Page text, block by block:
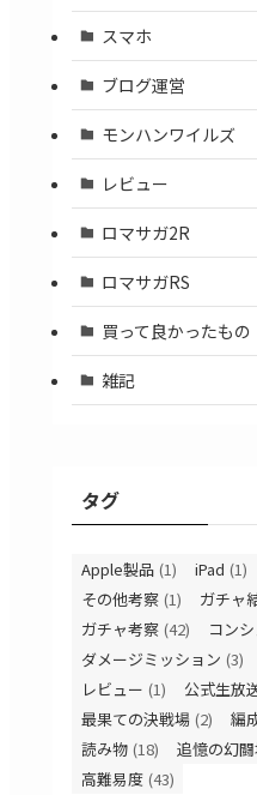
スマホ
ブログ運営
モンハンワイルズ
レビュー
ロマサガ2R
ロマサガRS
買って良かったもの
雑記
タグ
Apple製品 (1) iPad (1)
その他考察 (1) ガチャ
ガチャ考察 (42) コン
ダメージミッション (3)
レビュー (1) 公式生放
最果ての決戦場 (2) 編
読み物 (18) 追憶の幻
高難易度 (43)